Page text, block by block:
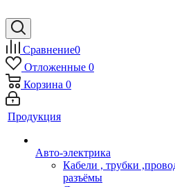
Сравнение0
Отложенные 0
Корзина 0
Продукция
Авто-электрика
Кабели , трубки
разъёмы